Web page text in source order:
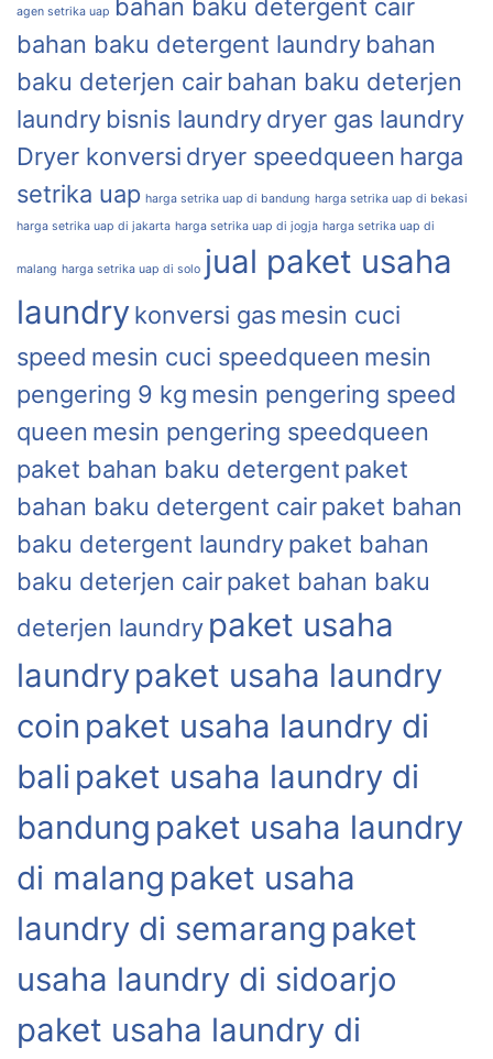
agen setrika uap
bahan baku detergent cair
bahan baku detergent laundry bahan
baku deterjen cair bahan baku deterjen
laundry bisnis laundrydryer gas laundry
Dryer konversi dryer speedqueen harga
setrika uap harga setrika uap di bandung harga setrika uap di bekasi
harga setrika uap di jakarta harga setrika uap di jogja harga setrika uap di
malang harga setrika uap di solo jual paket usaha
laundrykonversi gasmesin cuci
speed mesin cuci speedqueen mesin
pengering 9 kg mesin pengering speed
queen mesin pengering speedqueen
paket bahan baku detergent paket
bahan baku detergent cairpaket bahan
baku detergent laundrypaket bahan
baku deterjen cairpaket bahan baku
deterjen laundry paket usaha
laundrypaket usaha laundry
coin paket usaha laundry di
bali paket usaha laundry di
bandung paket usaha laundry
di malang paket usaha
laundry di semarang paket
usaha laundry di sidoarjo
paket usaha laundry di